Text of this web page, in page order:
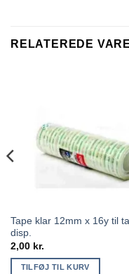
RELATEREDE
Tape klar 12mm x 16y til
disp.
2,00 kr.
TILFØJ TIL KURV